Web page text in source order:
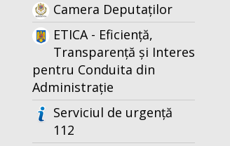
Camera Deputaților
ETICA - Eficiență,
Transparență și Interes
pentru Conduita din
Administrație
Serviciul de urgență
112